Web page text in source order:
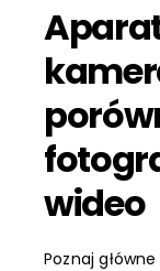
wideo
Poznaj